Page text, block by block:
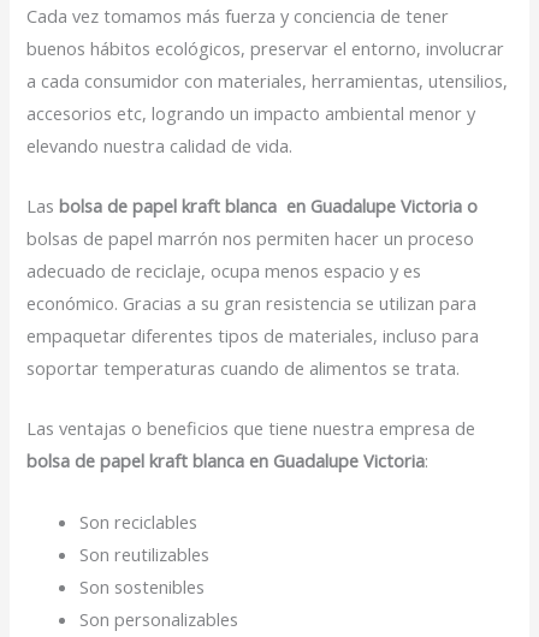
Cada vez tomamos más fuerza y conciencia de tener
buenos hábitos ecológicos, preservar el entorno, involucrar
a cada consumidor con materiales, herramientas, utensilios,
accesorios etc, logrando un impacto ambiental menor y
elevando nuestra calidad de vida.
Lasbolsa de papel kraft blanca en Guadalupe Victoria o
bolsas de papel marrón nos permiten hacer un proceso
adecuado de reciclaje, ocupa menos espacio y es
económico. Gracias a su gran resistencia se utilizan para
empaquetar diferentes tipos de materiales, incluso para
soportar temperaturas cuando de alimentos se trata.
Las ventajas o beneficios que tiene nuestra empresa de
bolsa de papel kraft blanca en Guadalupe Victoria:
Son reciclables
Son reutilizables
Son sostenibles
Son personalizables